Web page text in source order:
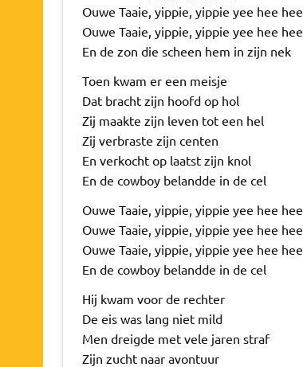
Ouwe Taaie, yippie, yippie yee hee hee
Ouwe Taaie, yippie, yippie yee hee hee
En de zon die scheen hem in zijn nek
Toen kwam er een meisje
Dat bracht zijn hoofd op hol
Zij maakte zijn leven tot een hel
Zij verbraste zijn centen
En verkocht op laatst zijn knol
En de cowboy belandde in de cel
Ouwe Taaie, yippie, yippie yee hee hee
Ouwe Taaie, yippie, yippie yee hee hee
Ouwe Taaie, yippie, yippie yee hee hee
En de cowboy belandde in de cel
Hij kwam voor de rechter
De eis was lang niet mild
Men dreigde met vele jaren straf
Zijn zucht naar avontuur